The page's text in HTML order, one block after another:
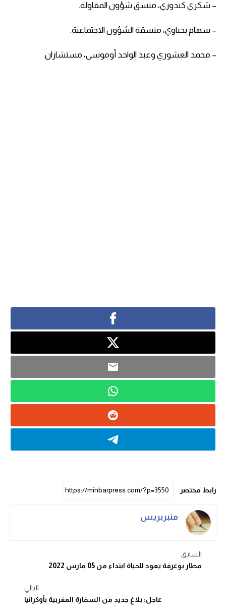
– شكري كندوزي، منسق شؤون المقاولة.
– سهام يحياوي، منسقة الشؤون الاجتماعية.
– محمد العشوري وعبد الواحد أوموسى، مستشاران.
رابط مختصر
منبربريس
السابق
مطار بوعرفة يعود للحياة ابتداء من 05 مارس 2022
التالي
عاجل: بلاغ جديد من السفارة المغربية بأوكرانيا